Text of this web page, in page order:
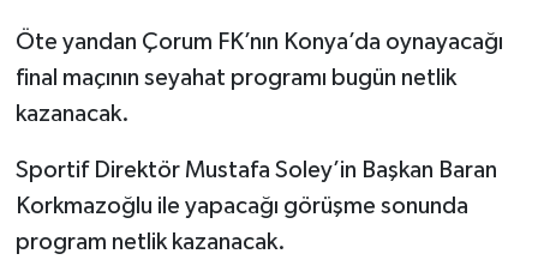
Öte yandan Çorum FK’nın Konya’da oynayacağı
final maçının seyahat programı bugün netlik
kazanacak.
Sportif Direktör Mustafa Soley’in Başkan Baran
Korkmazoğlu ile yapacağı görüşme sonunda
program netlik kazanacak.